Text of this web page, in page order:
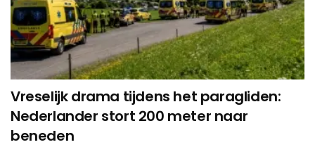
Vreselijk drama tijdens het paragliden:
Nederlander stort 200 meter naar
beneden